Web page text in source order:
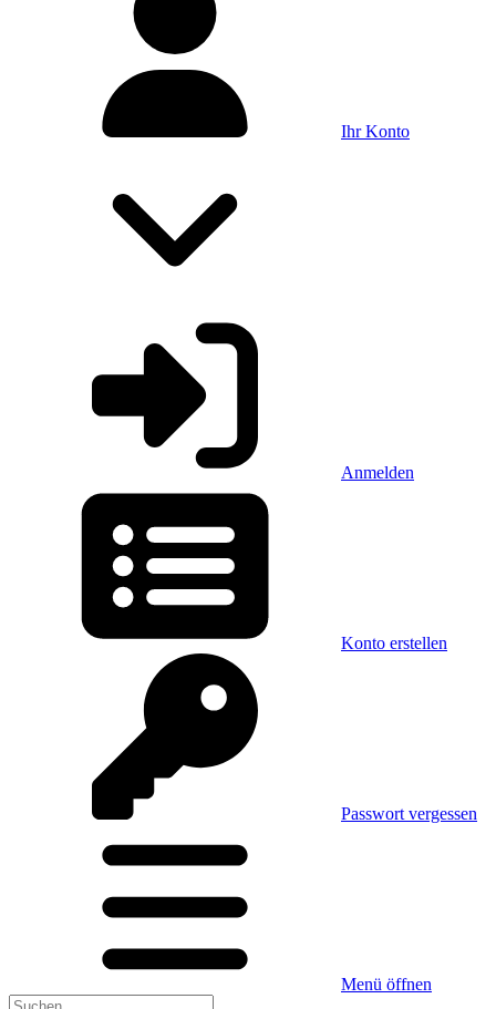
Ihr Konto
Anmelden
Konto erstellen
Passwort vergessen
Menü öffnen